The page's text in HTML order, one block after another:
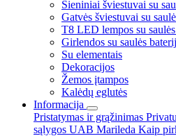
Sieniniai šviestuvai su
Gatvės šviestuvai su
T8 LED lempos su
Girlendos su saulės
Su elementais
Dekoracijos
Žemos įtampos
Kalėdų eglutės
Informacija
Pristatymas ir grąžinimas
sąlygos UAB Marileda Kaip